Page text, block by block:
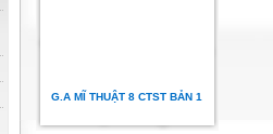
G.A MĨ THUẬT 8 CTST BẢN 1